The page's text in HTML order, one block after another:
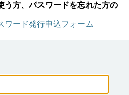
う方、パスワードを忘れた方の
ワード発行申込フォーム